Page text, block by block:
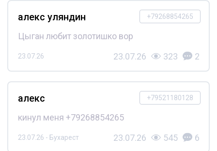
+79268854265
алекс уляндин
Цыган любит золотишко вор
23.07.26 23.07.26 323 2
+79521180128
алекс
кинул меня +79268854265
23.07.26 - Бухарест 23.07.26 545 6